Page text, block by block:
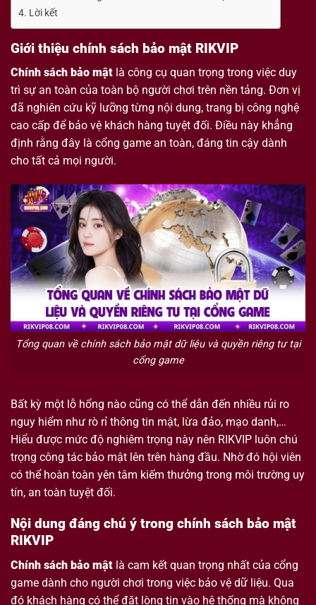
Lời kết
Giới thiệu chính sách bảo mật RIKVIP
Chính sách bảo mật là công cụ quan trọng trong việc duy
trì sự an toàn của toàn bộ người chơi trên nền tảng. Đơn vị
đã nghiên cứu kỹ lưỡng từng nội dung, trang bị công nghệ
cao cấp để bảo vệ khách hàng tuyệt đối. Điều này khẳng
định rằng đây là cổng game an toàn, đáng tin cậy dành
cho tất cả mọi người.
Tổng quan về chính sách bảo mật dữ liệu và quyền riêng tư tại
cổng game
Bất kỳ một lỗ hổng nào cũng có thể dẫn đến nhiều rủi ro
nguy hiểm như rò rỉ thông tin mật, lừa đảo, mạo danh,…
Hiểu được mức độ nghiêm trọng này nên RIKVIP luôn chú
trọng công tác bảo mật lên trên hàng đầu. Nhờ đó hội viên
có thể hoàn toàn yên tâm kiếm thưởng trong môi trường uy
tín, an toàn tuyệt đối.
Nội dung đáng chú ý trong chính sách bảo mật
RIKVIP
Chính sách bảo mật là cam kết quan trọng nhất của cổng
game dành cho người chơi trong việc bảo vệ dữ liệu. Qua
đó khách hàng có thể đặt lòng tin vào hệ thống mà không